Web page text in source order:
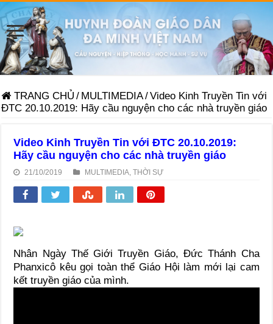
TRANG CHỦ / MULTIMEDIA/Video Kinh Truyền Tin với
ĐTC 20.10.2019: Hãy cầu nguyện cho các nhà truyền giáo
Video Kinh Truyền Tin với ĐTC 20.10.2019:
Hãy cầu nguyện cho các nhà truyền giáo
21/10/2019 MULTIMEDIA ,THỜI SỰ
Nhân Ngày Thế Giới Truyền Giáo, Đức Thánh Cha
Phanxicô kêu gọi toàn thể Giáo Hội làm mới lại cam
kết truyền giáo của mình.